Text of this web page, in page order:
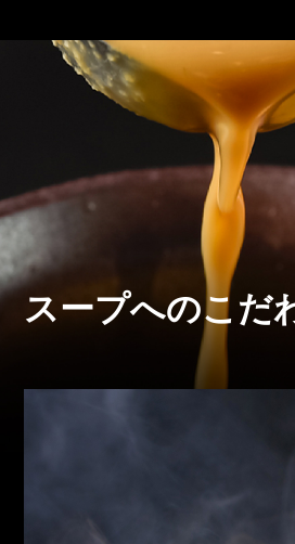
スープへのこだ